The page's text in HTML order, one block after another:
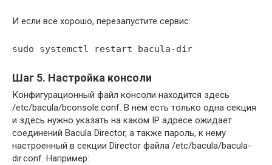
И если всё хорошо, перезапустите сервис:
sudo systemctl restart bacula-dir
Шаг 5. Настройка консоли
Конфигурационный файл консоли находится здесь
/etc/bacula/bconsole.conf. В нём есть только одна секция
и здесь нужно указать на каком IP адресе ожидает
соединений Bacula Director, а также пароль, к нему
настроенный в секции Director файла /etc/bacula/bacula-
dir.conf. Например: